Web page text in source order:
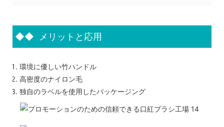
◆◆ メリットと応用
環境に優しい竹ハンドル
高密度のナイロン毛
独自のラベルを使用したパッケージング